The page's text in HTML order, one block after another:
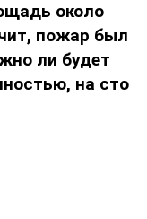
около
пожар был
ли будет
на сто